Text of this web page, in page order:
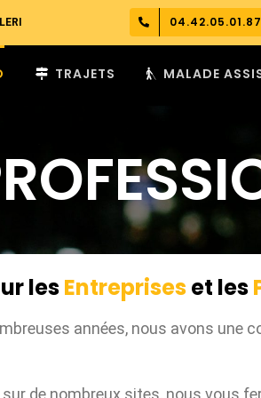
04.42.05.01.87
TRAJETS MALADE
lesEntrepriseset les
années, nous avons une
de nombreux sites, nous vous